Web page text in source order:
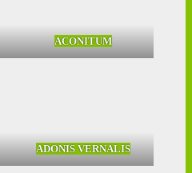
ACONITUM
ADONIS VERNALIS